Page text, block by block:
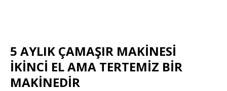
5 AYLIK ÇAMAŞIR MAKİNESİ
İKİNCİ EL AMA TERTEMİZ BİR
MAKİNEDİR